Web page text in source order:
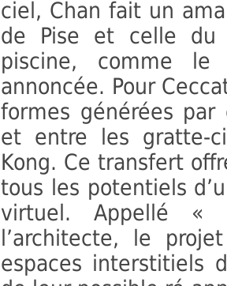
ciel, Chan fait un
de Pise et celle du
piscine, comme le
annoncée. Pour
formes générées
et entre les gratte-
Kong. Ce transfert
tous les potentiels
virtuel. Appellé
l’architecte, le
espaces interstitiels